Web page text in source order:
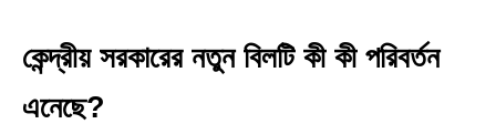
কেন্দ্রীয় সরকারের নতুন বিলটি কী কী পরিবর্তন
এনেছে?